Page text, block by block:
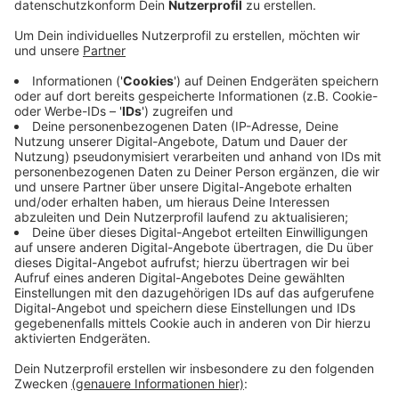
Die Stadt hatte eigentlich vor, rund 300 Bäume
entlang der Allee für einen besseren
Hochwasserschutz zu fällen. Nun will sich die Politik
zu einem Arbeitskreis zusammensetzen, um den
Kahlschlag zu verhindern. Sie wollen eine Alternative
zur Baumfällung erarbeiten.
Denn die Politiker waren sich einig: Es muss eine
andere Lösung her. Wie die aussehen könnte, wollen
Vertreter der Ratsfraktionen jetzt gemeinsam mit
Fachleuten in einer Art Werkstatt erarbeiten. Ziel sei
es einen wirksamen Hochwasschutz zu schaffen und
gleichzeitig die Bäume an der Wiembachallee nach
Möglichkeit zu erhalten.
Anzeige